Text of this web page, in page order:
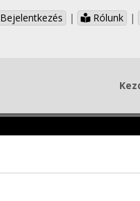
Bejelentkezés | Rólunk |